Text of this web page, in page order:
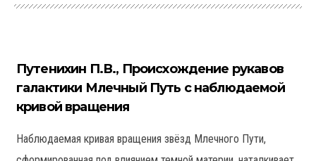
Путенихин П.В., Происхождение рукавов
галактики Млечный Путь с наблюдаемой
кривой вращения
Наблюдаемая кривая вращения звёзд Млечного Пути,